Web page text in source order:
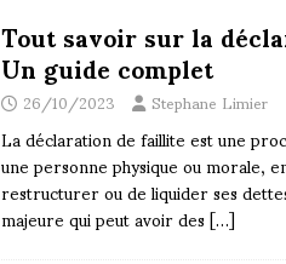
Tout savoir sur la
Un guide complet
26/10/2023 Stephane Limier
La déclaration de faillite est une
une personne physique ou morale,
restructurer ou de liquider ses
majeure qui peut avoir des[…]